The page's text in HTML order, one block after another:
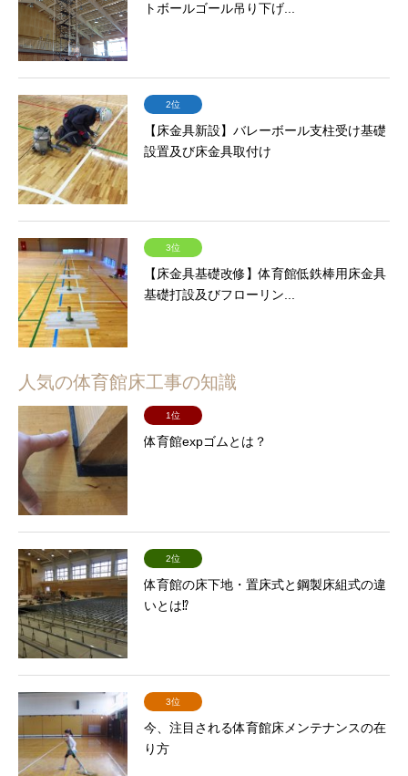
トボールゴール吊り下げ...
2位
【床金具新設】バレーボール支柱受け基礎
設置及び床金具取付け
3位
【床金具基礎改修】体育館低鉄棒用床金具
基礎打設及びフローリン...
人気の体育館床工事の知識
1位
体育館expゴムとは？
2位
体育館の床下地・置床式と鋼製床組式の違
いとは⁉
3位
今、注目される体育館床メンテナンスの在
り方